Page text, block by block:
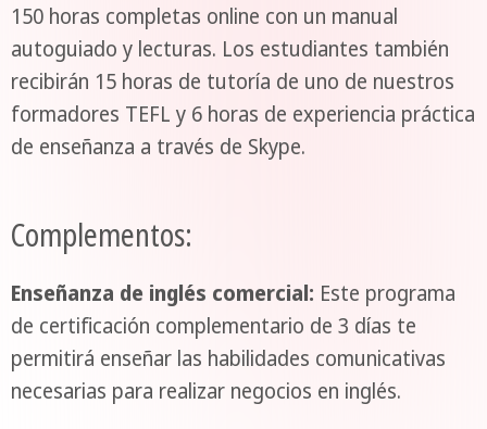
150 horas completas online con un manual
autoguiado y lecturas. Los estudiantes también
recibirán 15 horas de tutoría de uno de nuestros
formadores TEFL y 6 horas de experiencia práctica
de enseñanza a través de Skype.
Complementos:
Enseñanza de inglés comercial: Este programa
de certificación complementario de 3 días te
permitirá enseñar las habilidades comunicativas
necesarias para realizar negocios en inglés.